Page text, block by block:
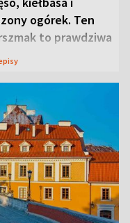
ogórek. Ten
to prawdziwa